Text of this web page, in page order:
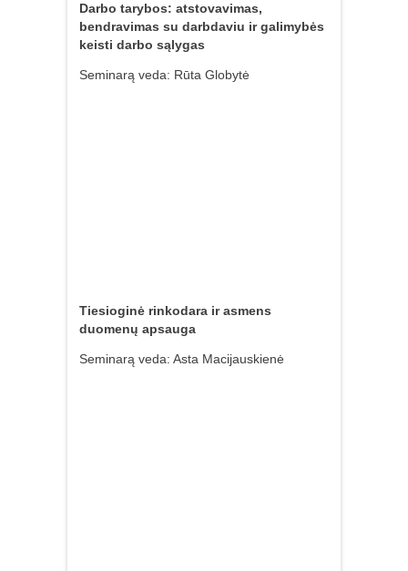
Darbo tarybos: atstovavimas,
bendravimas su darbdaviu ir galimybės
keisti darbo sąlygas
Seminarą veda: Rūta Globytė
Tiesioginė rinkodara ir asmens
duomenų apsauga
Seminarą veda: Asta Macijauskienė